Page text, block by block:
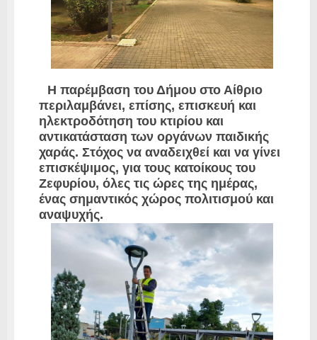
Η παρέμβαση του Δήμου στο Αίθριο
περιλαμβάνει, επίσης, επισκευή και
ηλεκτροδότηση του κτιρίου και
αντικατάσταση των οργάνων παιδικής
χαράς. Στόχος να αναδειχθεί και να γίνει
επισκέψιμος, για τους κατοίκους του
Ζεφυρίου, όλες τις ώρες της ημέρας,
ένας σημαντικός χώρος πολιτισμού και
αναψυχής.